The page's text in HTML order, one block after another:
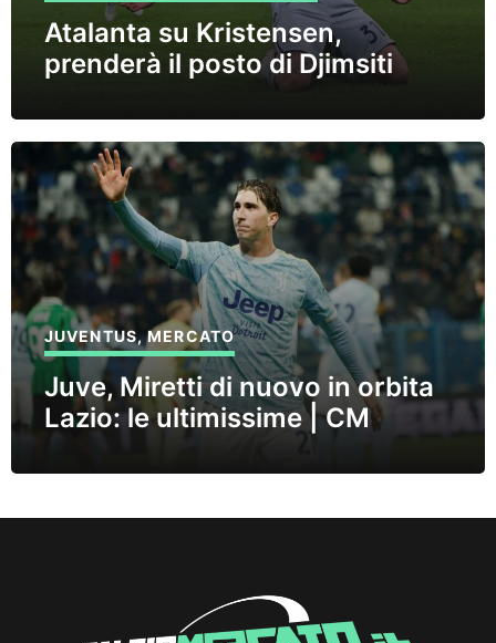
Atalanta su Kristensen,
prenderà il posto di Djimsiti
JUVENTUS,MERCATO
Juve, Miretti di nuovo in orbita
Lazio: le ultimissime | CM